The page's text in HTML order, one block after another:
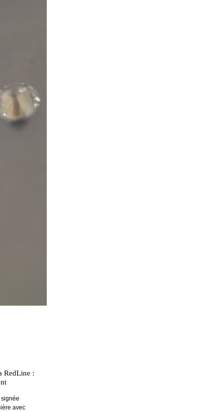
RedLine :
avec